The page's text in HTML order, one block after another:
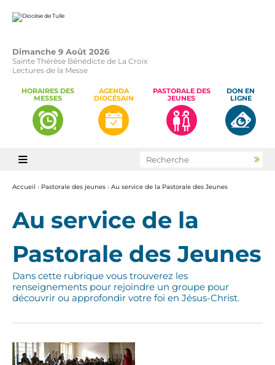
contenu.
navigationDimanche 9 Août 2026
Sainte Thérèse Bénédicte de La Croix
Lectures de la Messe
HORAIRES DES
MESSES
AGENDA
DIOCÉSAIN
PASTORALE DES
JEUNES
DON EN
LIGNE

Accueil › Pastorale des jeunes › Au service de la Pastorale des Jeunes
Au service de la
Pastorale des Jeunes
Dans cette rubrique vous trouverez les
renseignements pour rejoindre un groupe pour
découvrir ou approfondir votre foi en Jésus-Christ.